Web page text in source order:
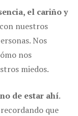
el cariño y
nuestros
Nos
nos
miedos.
de estar ahí.
que